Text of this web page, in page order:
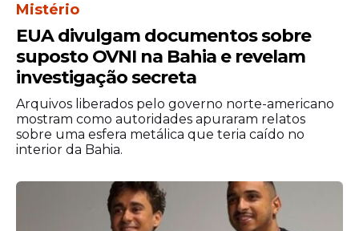
Entenda o crime
De acordo com a PCPE, Elton levou as
facadas após uma briga. Depois de
cometer o crime, o autor fugiu do local.
Mistério
EUA divulgam documentos sobre
suposto OVNI na Bahia e revelam
investigação secreta
Arquivos liberados pelo governo norte-americano
mostram como autoridades apuraram relatos
sobre uma esfera metálica que teria caído no
interior da Bahia.